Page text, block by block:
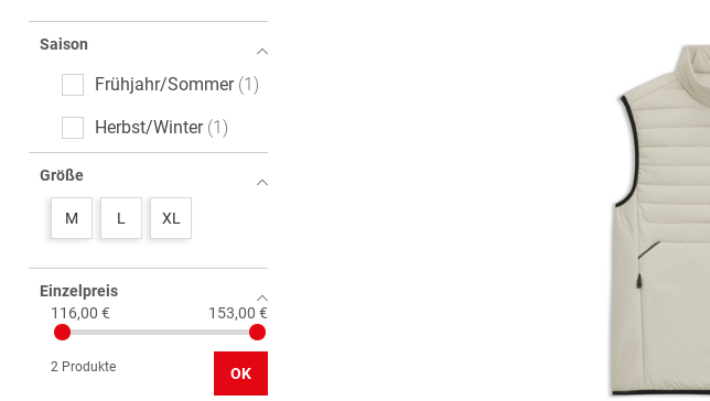
Saison
Frühjahr/Sommer 1
Herbst/Winter 1
Größe
M L XL
Einzelpreis
116,00 €
153,00 €
2 Produkte OK